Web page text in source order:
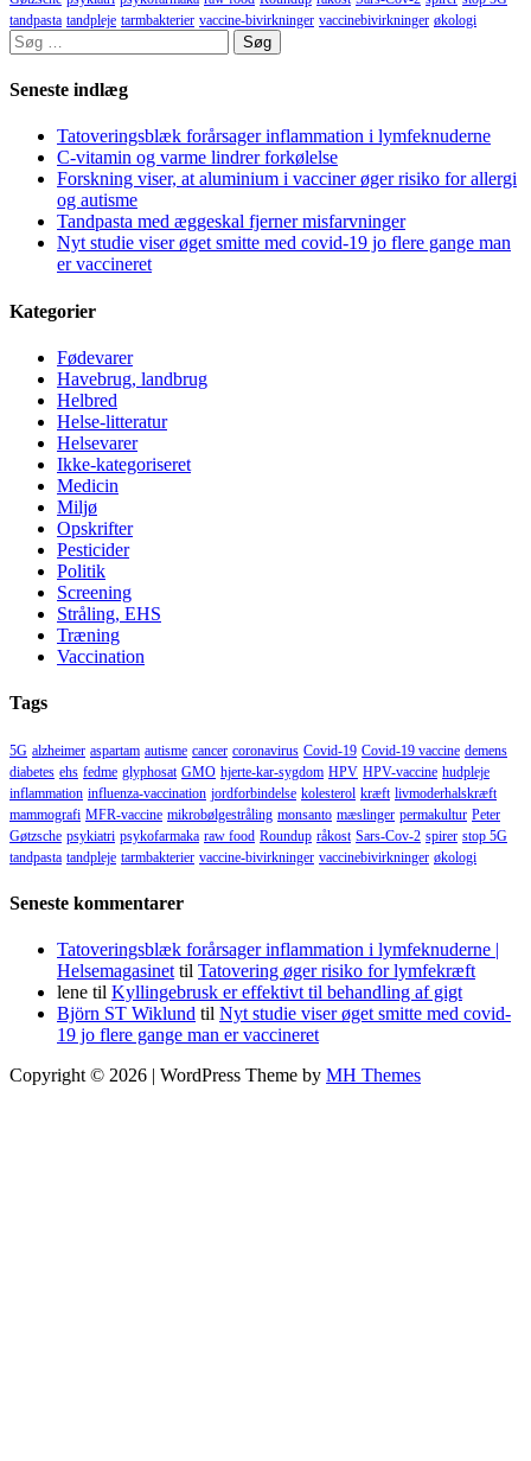
tandpasta tandpleje tarmbakterier vaccine-bivirkninger vaccinebivirkninger økologi
Søg
efter:
Seneste indlæg
Tatoveringsblæk forårsager inflammation i lymfeknuderne
C-vitamin og varme lindrer forkølelse
Forskning viser, at aluminium i vacciner øger risiko for allergi
og autisme
Tandpasta med æggeskal fjerner misfarvninger
Nyt studie viser øget smitte med covid-19 jo flere gange man
er vaccineret
Kategorier
Fødevarer
Havebrug, landbrug
Helbred
Helse-litteratur
Helsevarer
Ikke-kategoriseret
Medicin
Miljø
Opskrifter
Pesticider
Politik
Screening
Stråling, EHS
Træning
Vaccination
Tags
5G alzheimer aspartam autisme cancer coronavirus Covid-19 Covid-19 vaccine demens
diabetes ehs fedme glyphosat GMO hjerte-kar-sygdom HPV HPV-vaccine hudpleje
inflammation influenza-vaccination jordforbindelse kolesterol kræft livmoderhalskræft
mammografi MFR-vaccine mikrobølgestråling monsanto mæslinger permakultur Peter
Gøtzsche psykiatri psykofarmaka raw food Roundup råkost Sars-Cov-2 spirer stop 5G
tandpasta tandpleje tarmbakterier vaccine-bivirkninger vaccinebivirkninger økologi
Seneste kommentarer
Tatoveringsblæk forårsager inflammation i lymfeknuderne |
Helsemagasinet til Tatovering øger risiko for lymfekræft
lene til Kyllingebrusk er effektivt til behandling af gigt
Björn ST Wiklund til Nyt studie viser øget smitte med covid-
19 jo flere gange man er vaccineret
Copyright © 2026 | WordPress Theme by MH Themes